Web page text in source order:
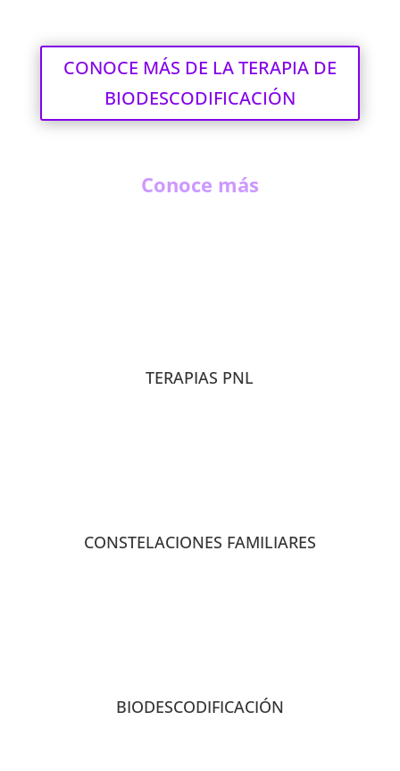
CONOCE MÁS DE LA TERAPIA DE
BIODESCODIFICACIÓN
Conoce más
TERAPIAS PNL
CONSTELACIONES FAMILIARES
BIODESCODIFICACIÓN